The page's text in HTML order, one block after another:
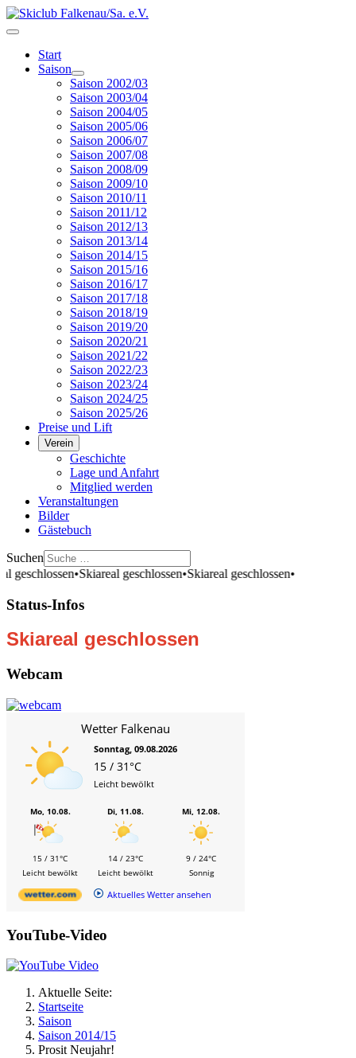
Start
Saison
Saison 2002/03
Saison 2003/04
Saison 2004/05
Saison 2005/06
Saison 2006/07
Saison 2007/08
Saison 2008/09
Saison 2009/10
Saison 2010/11
Saison 2011/12
Saison 2012/13
Saison 2013/14
Saison 2014/15
Saison 2015/16
Saison 2016/17
Saison 2017/18
Saison 2018/19
Saison 2019/20
Saison 2020/21
Saison 2021/22
Saison 2022/23
Saison 2023/24
Saison 2024/25
Saison 2025/26
Preise und Lift
Verein
Geschichte
Lage und Anfahrt
Mitglied werden
Veranstaltungen
Bilder
Gästebuch
Suchen
geschlossen•Skiareal geschlossen•Skiareal geschlossen•
Status-Infos
Skiareal geschlossen
Webcam
Wetter Falkenau
Sonntag, 09.08.2026
15 / 31°C
Leicht bewölkt
Mo, 10.08.
15 / 31°C
Leicht bewölkt
Di, 11.08.
14 / 23°C
Leicht bewölkt
Mi, 12.08.
9 / 24°C
Sonnig
Aktuelles Wetter ansehen
YouTube-Video
Aktuelle Seite:
Startseite
Saison
Saison 2014/15
Prosit Neujahr!